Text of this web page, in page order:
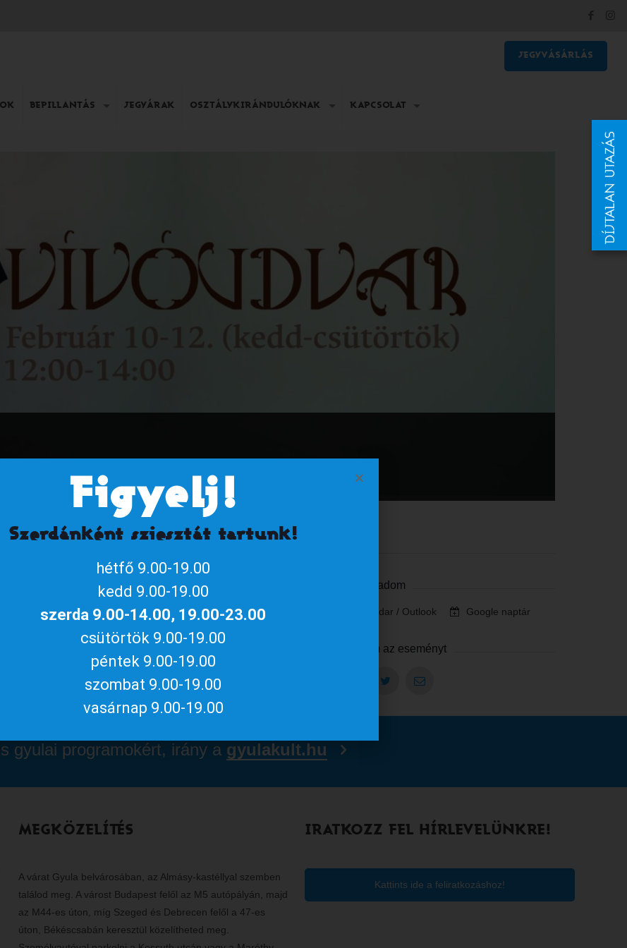
BEPILLANTÁS JEGYÁRAK OSZTÁLYKIRÁNDULÓKNAK KAPCSOLAT
JEGYVÁSÁRLÁS
vagy a szomszédos várkastély urától kell
beavatnak a szablyavívás fortélyaiba, s a 16.
fel legyél készülve.
+500 Ft/fő).
Naptárhoz adom
iCalendar / Outlook Google naptár
Megosztom az eseményt
gyulai programokért, irány a gyulakult.hu
MEGKÖZELÍTÉS
A várat Gyula belvárosában, az Almásy-kastéllyal szemben
találod meg. A várost Budapest felől az M5 autópályán, majd
az M44-es úton, míg Szeged és Debrecen felől a 47-es
úton, Békéscsabán keresztül közelítheted meg.
IRATKOZZ FEL HÍRLEVELÜNKRE!
Kattints ide a feliratkozáshoz!
Figyelj!
Szerdánként sziesztát tartunk!
hétfő 9.00-19.00
kedd 9.00-19.00
szerda 9.00-14.00, 19.00-23.00
csütörtök 9.00-19.00
péntek 9.00-19.00
szombat 9.00-19.00
vasárnap 9.00-19.00